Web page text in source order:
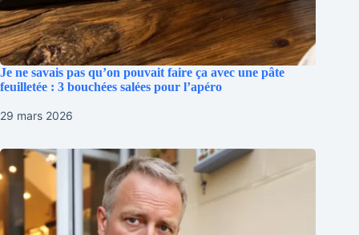
Je ne savais pas qu’on pouvait faire ça avec une pâte
feuilletée : 3 bouchées salées pour l’apéro
29 mars 2026